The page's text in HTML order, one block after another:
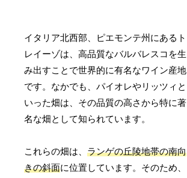
イタリア北西部、ピエモンテ州にあるト
レイーゾは、高品質なバルバレスコを生
み出すことで世界的に有名なワイン産地
です。なかでも、パイオレやリッツィと
いった畑は、その品質の高さから特に著
名な畑として知られています。
これらの畑は、ランゲの丘陵地帯の南向
きの斜面に位置しています。そのため、